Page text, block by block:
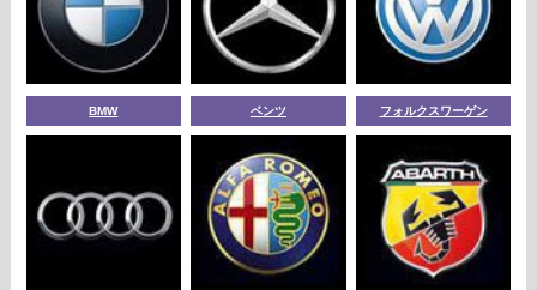
BMW ベンツ フォルクスワーゲン